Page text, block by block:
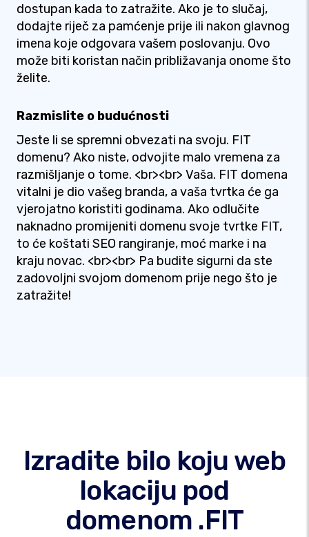
dostupan kada to zatražite. Ako je to slučaj,
dodajte riječ za pamćenje prije ili nakon glavnog
imena koje odgovara vašem poslovanju. Ovo
može biti koristan način približavanja onome što
želite.
Razmislite o budućnosti
Jeste li se spremni obvezati na svoju. FIT
domenu? Ako niste, odvojite malo vremena za
razmišljanje o tome. <br><br> Vaša. FIT domena
vitalni je dio vašeg branda, a vaša tvrtka će ga
vjerojatno koristiti godinama. Ako odlučite
naknadno promijeniti domenu svoje tvrtke FIT,
to će koštati SEO rangiranje, moć marke i na
kraju novac. <br><br> Pa budite sigurni da ste
zadovoljni svojom domenom prije nego što je
zatražite!
Izradite bilo koju web
lokaciju pod
domenom .FIT